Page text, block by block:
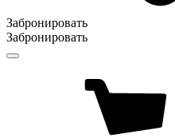
Забронировать
Забронировать